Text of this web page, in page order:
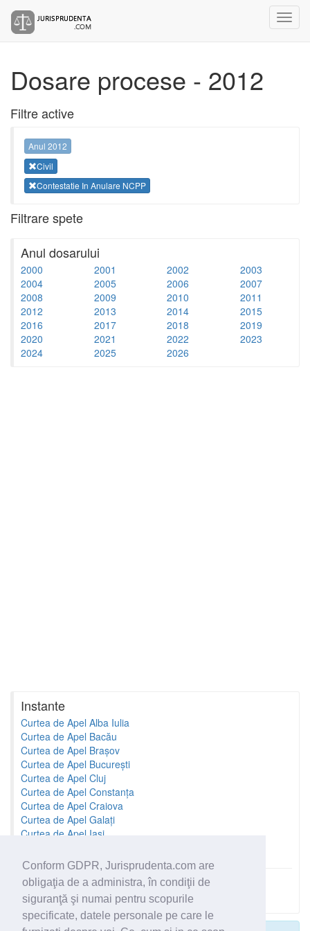
Conform GDPR, Jurisprudenta.com are
obligaţia de a administra, în condiţii de
siguranţă şi numai pentru scopurile
specificate, datele personale pe care le
Dosare procese - 2012
Filtre active
Anul 2012
Civil
Contestatie In Anulare NCPP
Filtrare spete
Anul dosarului
2000 2001 2002
2003
2004
2005 2006
2007
2008
2009 2010
2011
2012
2013 2014
2015
2016
2017 2018
2019
2020
2021 2022
2023
2024
2025 2026
Instante
Curtea de Apel Alba Iulia
Curtea de Apel Bacău
Curtea de Apel Brașov
Curtea de Apel București
Curtea de Apel Cluj
Curtea de Apel Constanța
Curtea de Apel Craiova
Curtea de Apel Galați
Curtea de Apel Iași
Toate instantele